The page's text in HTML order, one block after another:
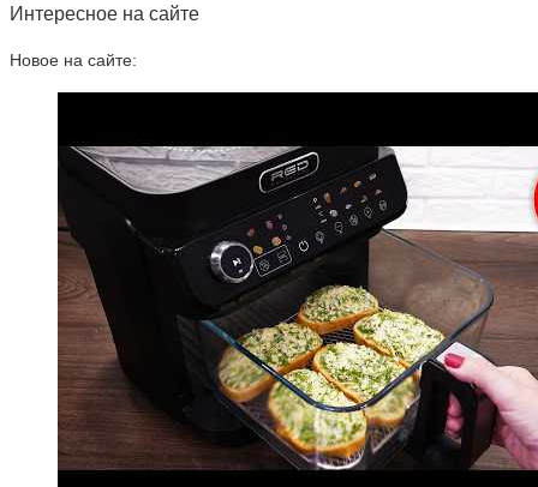
Интересное на сайте
Новое на сайте: